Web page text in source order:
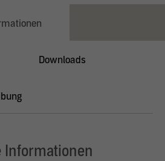
Downloads
Informationen